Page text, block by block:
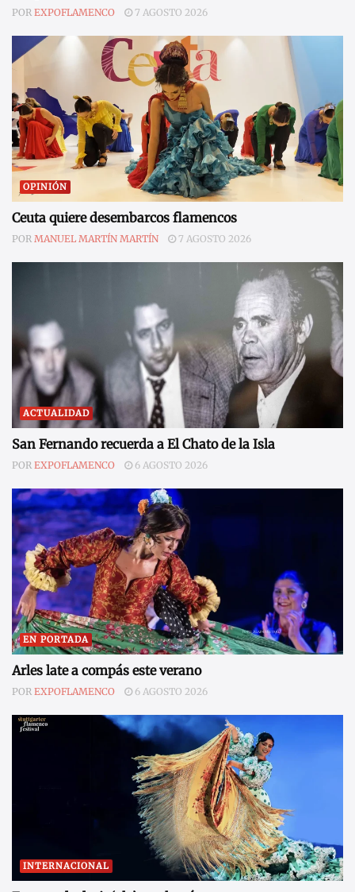
POR EXPOFLAMENCO 7 AGOSTO 2026
OPINIÓN
Ceuta quiere desembarcos flamencos
POR MANUEL MARTÍN MARTÍN 7 AGOSTO 2026
ACTUALIDAD
San Fernando recuerda a El Chato de la Isla
POR EXPOFLAMENCO 6 AGOSTO 2026
EN PORTADA
Arles late a compás este verano
POR EXPOFLAMENCO 6 AGOSTO 2026
INTERNACIONAL